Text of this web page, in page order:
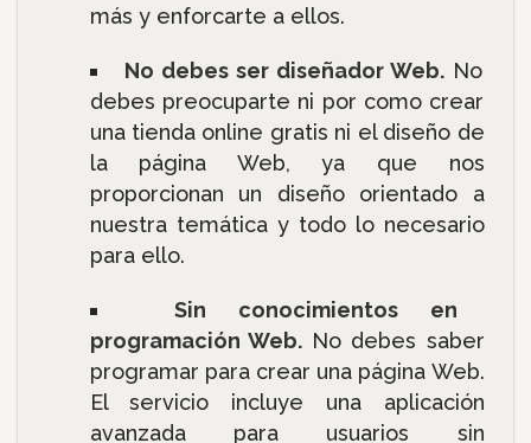
más y enforcarte a ellos.
No debes ser diseñador Web.No
debes preocuparte ni por como crear
una tienda online gratis ni el diseño de
la página Web, ya que nos
proporcionan un diseño orientado a
nuestra temática y todo lo necesario
para ello.
Sin conocimientos en
programación Web.No debes saber
programar para crear una página Web.
El servicio incluye una aplicación
avanzada para usuarios sin